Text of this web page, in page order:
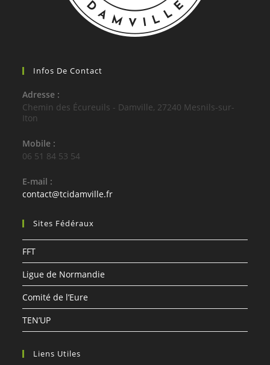
Infos De Contact
Adresse :
Chemin des Écureuils - Damville, 27240 Mesnils-sur-
Iton
Mobile :
06 51 84 53 54
E-mail :
contact@tcidamville.frS’ouvre
Sites Fédéraux
FFT
Ligue de Normandie
Comité de l’Eure
TEN’UP
Liens Utiles